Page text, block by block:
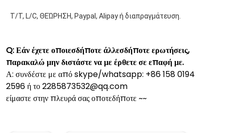
T/T, L/C, ΘΕΏΡΗΣΗ, Paypal, Alipay ή διαπραγμάτευση.
Q: Εάν έχετε οποιεσδήποτε άλλεσδήποτε ερωτήσεις,
παρακαλώ μην διστάστε να με έρθετε σε επαφή με.
Α: συνδέστε με από skype/whatsapp: +86 158 0194
2596 ή το 2285873532@qq.com
είμαστε στην πλευρά σας οποτεδήποτε ~~